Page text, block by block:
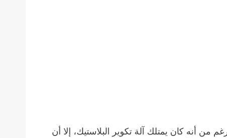
أنه كان يمتلك آلة تكوير البلاستيك، إلا أن